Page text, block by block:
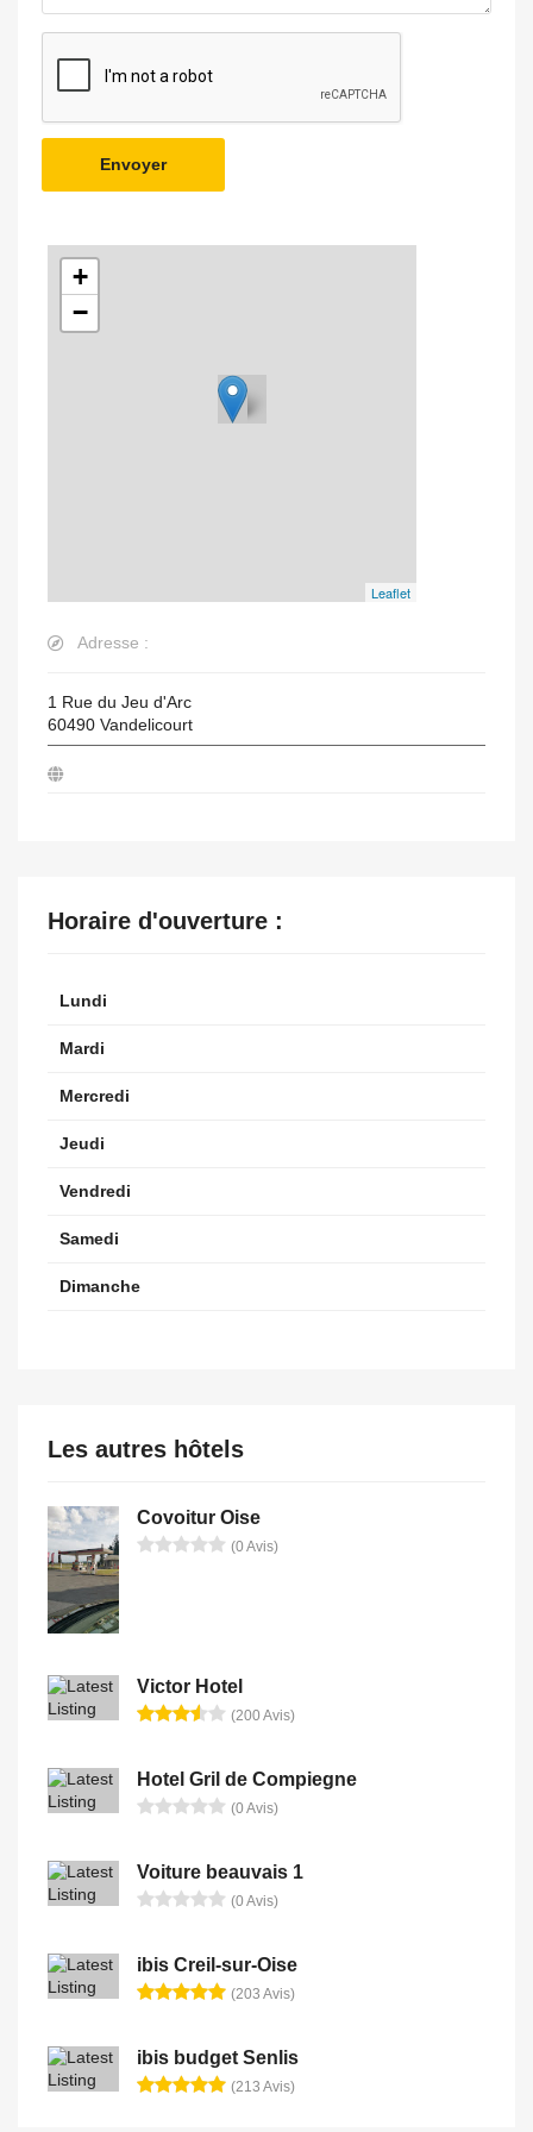
Envoyer
+
−
Leaflet
Adresse :
1 Rue du Jeu d'Arc
60490 Vandelicourt
Horaire d'ouverture :
Lundi
Mardi
Mercredi
Jeudi
Vendredi
Samedi
Dimanche
Les autres hôtels
Covoitur Oise
(0 Avis)
Victor Hotel
(200 Avis)
Hotel Gril de Compiegne
(0 Avis)
Voiture beauvais 1
(0 Avis)
ibis Creil-sur-Oise
(203 Avis)
ibis budget Senlis
(213 Avis)